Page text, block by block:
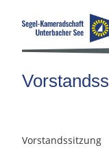
JOLLENSEGELN
Vorstandssitzung